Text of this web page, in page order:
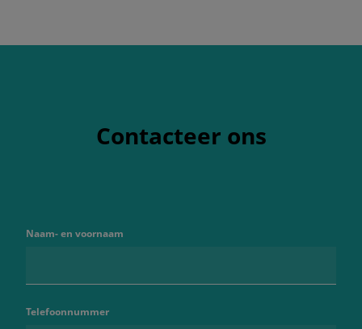
Contacteer ons
Naam- en voornaam
Telefoonnummer